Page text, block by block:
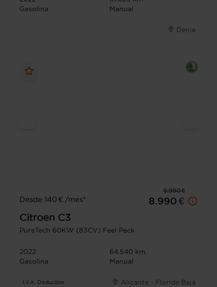
Gasolina
Manual
Denia
9.990 €
Desde 140 € /mes*
8.990 €
Citroen C3
PureTech 60KW (83CV) Feel Pack
2022
64.540 km
Gasolina
Manual
I.V.A. Deducible Alicante - Florida Baja